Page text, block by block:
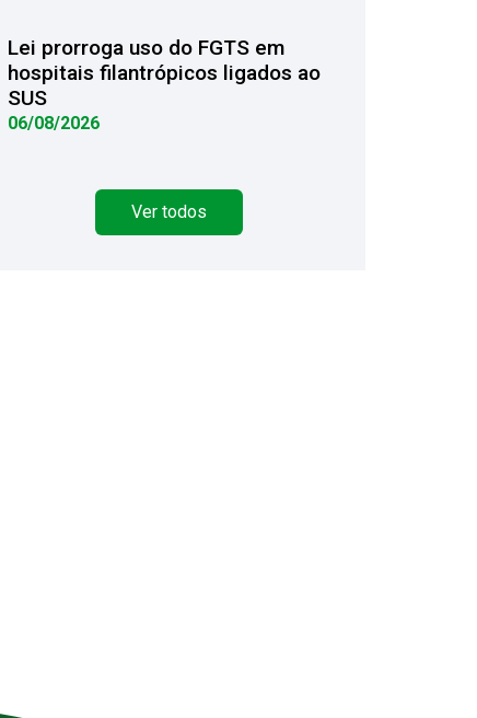
Lei prorroga uso do FGTS em
hospitais filantrópicos ligados ao
SUS
06/08/2026
Ver todos